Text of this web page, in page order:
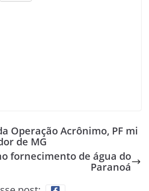
Operação Acrônimo, PF mi
de MG
fornecimento de água do
Paranoá